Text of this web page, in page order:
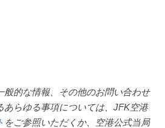
般的な情報、その他のお問い合わせ
あらゆる事項については、JFK空港
をご参照いただくか、空港公式当局